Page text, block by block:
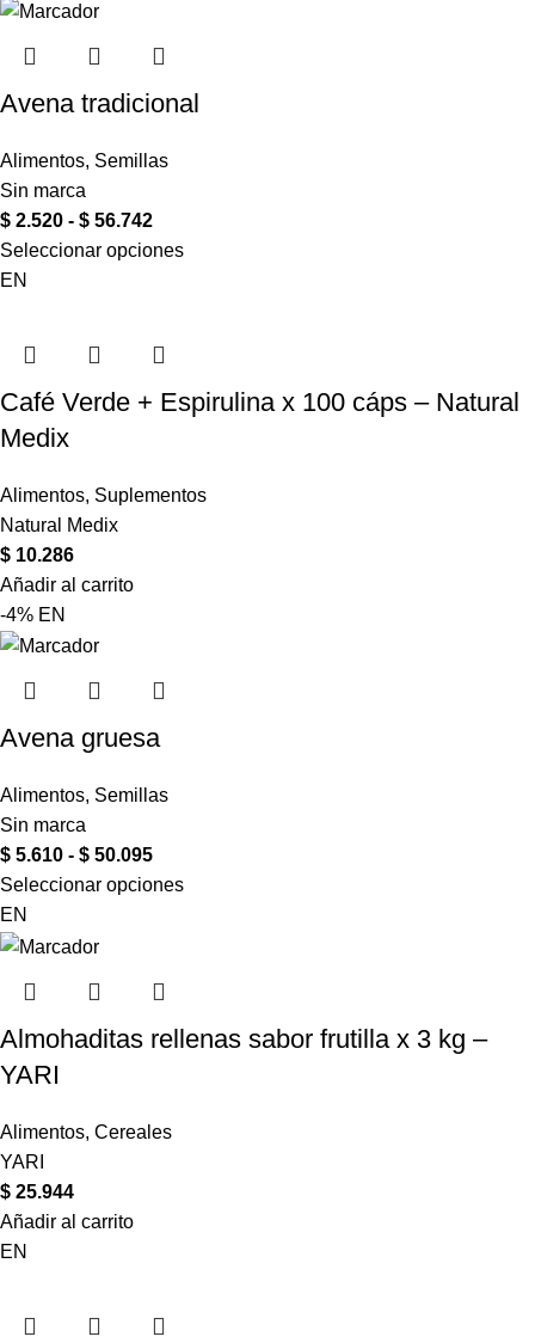
Avena tradicional
Alimentos, Semillas
Sin marca
$ 2.520 - $ 56.742
Seleccionar opciones
EN
Café Verde + Espirulina x 100 cáps – Natural
Medix
Alimentos, Suplementos
Natural Medix
$ 10.286
Añadir al carrito
-4% EN
Avena gruesa
Alimentos, Semillas
Sin marca
$ 5.610 - $ 50.095
Seleccionar opciones
EN
Almohaditas rellenas sabor frutilla x 3 kg –
YARI
Alimentos, Cereales
YARI
$ 25.944
Añadir al carrito
EN